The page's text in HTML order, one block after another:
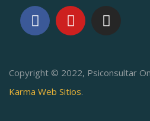
Copyright © 2022, Psiconsultar
Karma Web Sitios.